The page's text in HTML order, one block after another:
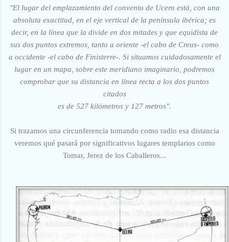
"El lugar del emplazamiento del convento de Ucero está, con una
absoluta exactitud, en el eje vertical de la península ibérica; es
decir, en la línea que la divide en dos mitades y que equidista de
sus dos puntos extremos, tanto a oriente -el cabo de Creus- como
a occidente -el cabo de Finisterre-. Si situamos cuidadosamente el
lugar en un mapa, sobre este meridiano imaginario, podremos
comprobar que su distancia en línea recta a los dos puntos
citados
es de 527 kilómetros y 127 metros".
Si trazamos una circunferencia tomando como radio esa distancia
veremos qué pasará por significativos lugares templarios como
Tomar, Jerez de los Caballeros...